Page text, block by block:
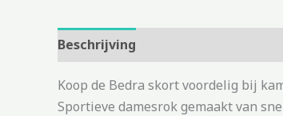
Beschrijving
Koop de Bedra skort voordelig bij
Sportieve damesrok gemaakt van